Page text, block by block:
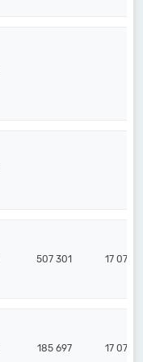
507 301 17 070
185 697 17 070